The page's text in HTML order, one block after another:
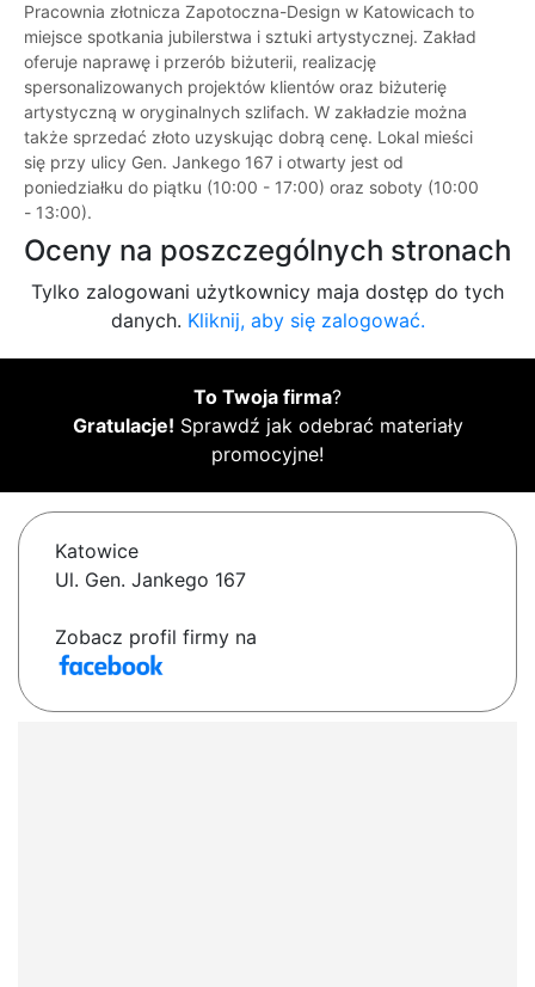
Pracownia złotnicza Zapotoczna-Design w Katowicach to
miejsce spotkania jubilerstwa i sztuki artystycznej. Zakład
oferuje naprawę i przerób biżuterii, realizację
spersonalizowanych projektów klientów oraz biżuterię
artystyczną w oryginalnych szlifach. W zakładzie można
także sprzedać złoto uzyskując dobrą cenę. Lokal mieści
się przy ulicy Gen. Jankego 167 i otwarty jest od
poniedziałku do piątku (10:00 - 17:00) oraz soboty (10:00
- 13:00).
Oceny na poszczególnych stronach
Tylko zalogowani użytkownicy maja dostęp do tych
danych. Kliknij, aby się zalogować.
To Twoja firma?
Gratulacje! Sprawdź jak odebrać materiały
promocyjne!
Katowice
Ul. Gen. Jankego 167
Zobacz profil firmy na